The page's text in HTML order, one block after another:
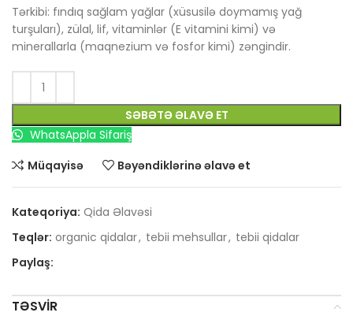
Tərkibi: fındıq sağlam yağlar (xüsusilə doymamış yağ
turşuları), zülal, lif, vitaminlər (E vitamini kimi) və
minerallarla (maqnezium və fosfor kimi) zəngindir.
SƏBƏTƏ ƏLAVƏ ET
WhatsAppla Sifariş
Müqayisə
Bəyəndiklərinə əlavə et
Kateqoriya: Qida Əlavəsi
Teqlər: organic qidalar, tebii mehsullar, tebii qidalar
Paylaş:
TƏSVIR